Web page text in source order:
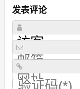
发表评论